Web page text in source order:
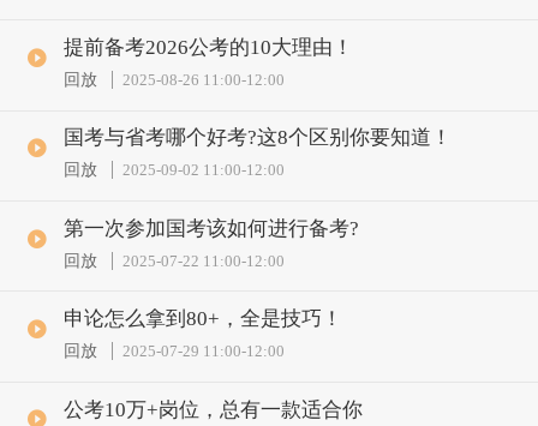
提前备考2026公考的10大理由！
回放 2025-08-26 11:00-12:00
国考与省考哪个好考?这8个区别你要知道！
回放 2025-09-02 11:00-12:00
第一次参加国考该如何进行备考?
回放 2025-07-22 11:00-12:00
申论怎么拿到80+，全是技巧！
回放 2025-07-29 11:00-12:00
公考10万+岗位，总有一款适合你